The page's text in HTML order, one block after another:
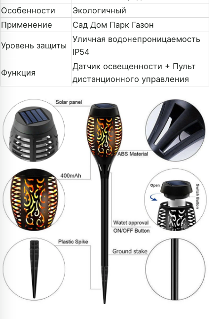
Особенности
Экологичный
Применение
Сад Дом Парк Газон
Уровень защиты
Уличная водонепроницаемость
IP54
Функция
Датчик освещенности + Пульт
дистанционного управления